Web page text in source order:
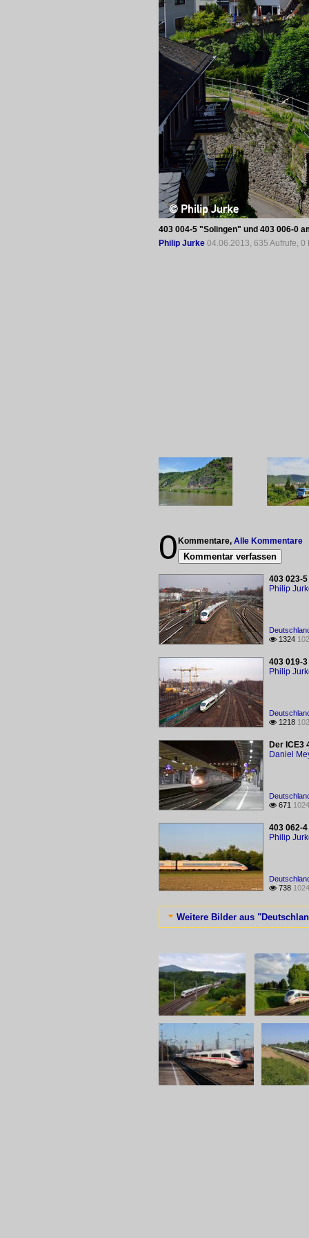
403 004-5 "Solingen" und 403 006-0
Philip Jurke 04.06.2013, 635 Aufrufe, 0
0 Kommentare, Alle Kommentare
Kommentar verfassen
403 023-
Philip
 1324
403 019-
Philip
 1218
Der ICE3
Daniel
 671
403 062-
Philip
 738
Weitere Bilder aus